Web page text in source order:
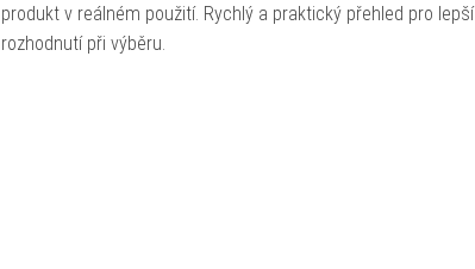
produkt v reálném použití. Rychlý a praktický přehled pro lepší
rozhodnutí při výběru.